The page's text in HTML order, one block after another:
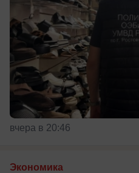
вчера в 20:46
Экономика